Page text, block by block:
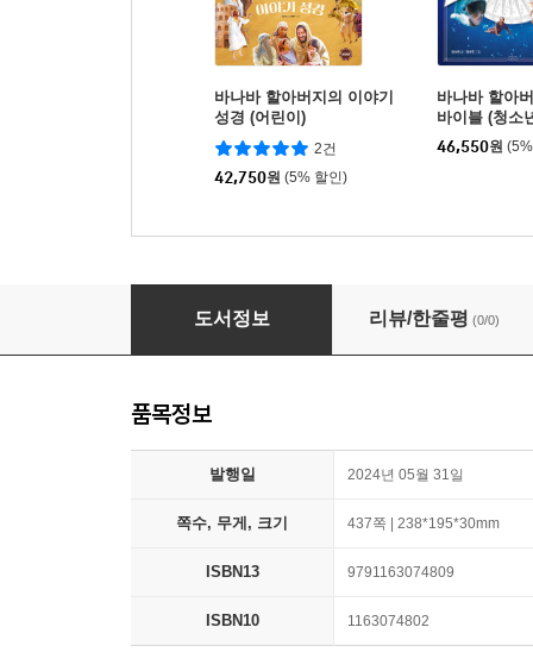
바나바 할아버지의 이야기
성경 (어린이)
2건
42,750원 (5% 할인)
바나바 할아
바이블 (청소
46,550원
바나바 할아버지의 이야기 성경 (유아)
도서정보 리뷰/한줄평 (0/0)
품목정보
발행일 2024년 05월 31일
쪽수, 무게, 크기 437쪽 | 238*195*30mm
ISBN13 9791163074809
ISBN10 1163074802